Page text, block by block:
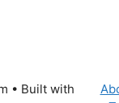
• Built with